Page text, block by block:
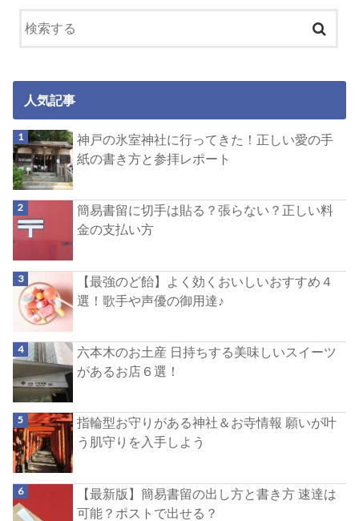
人気記事
神戸の氷室神社に行ってきた！正しい愛の手
紙の書き方と参拝レポート
簡易書留に切手は貼る？張らない？正しい料
金の支払い方
【最強のど飴】よく効くおいしいおすすめ４
選！歌手や声優の御用達♪
六本木のお土産 日持ちする美味しいスイーツ
があるお店６選！
指輪型お守りがある神社＆お寺情報 願いが叶
う肌守りを入手しよう
【最新版】簡易書留の出し方と書き方 速達は
可能？ポストで出せる？